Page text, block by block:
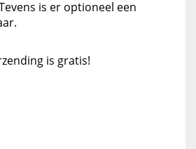
is er optioneel een
is gratis!